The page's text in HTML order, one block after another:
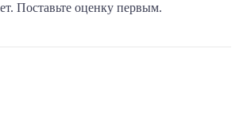
Поставьте оценку первым.